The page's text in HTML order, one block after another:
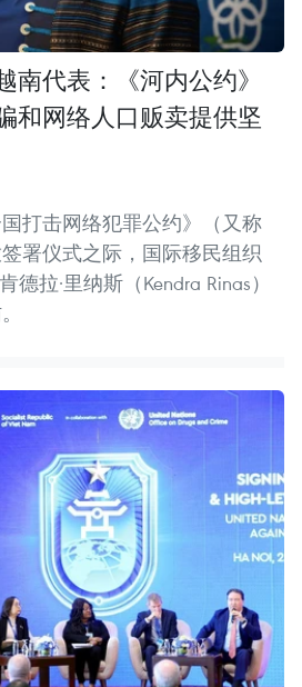
南代表：《河内公约》
和网络人口贩卖提供坚
打击网络犯罪公约》（又称
署仪式之际，国际移民组织
德拉·里纳斯（Kendra Rinas）